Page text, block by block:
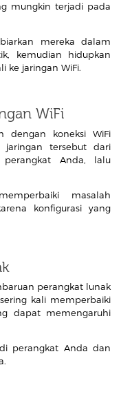
mungkin terjadi pada
mereka dalam
kemudian hidupkan
ke jaringan WiFi.
WiFi
dengan koneksi WiFi
jaringan tersebut dari
Anda, lalu
masalah
konfigurasi yang
perangkat lunak
kali memperbaiki
dapat memengaruhi
perangkat Anda dan